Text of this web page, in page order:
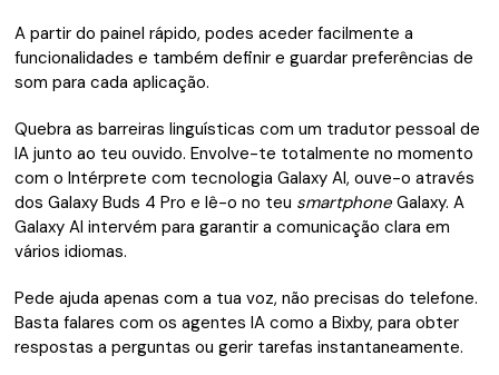
A partir do painel rápido, podes aceder facilmente a
funcionalidades e também definir e guardar preferências de
som para cada aplicação.
Quebra as barreiras linguísticas com um tradutor pessoal de
IA junto ao teu ouvido. Envolve-te totalmente no momento
com o Intérprete com tecnologia Galaxy AI, ouve-o através
dos Galaxy Buds 4 Pro e lê-o no teu smartphone Galaxy. A
Galaxy AI intervém para garantir a comunicação clara em
vários idiomas.
Pede ajuda apenas com a tua voz, não precisas do telefone.
Basta falares com os agentes IA como a Bixby, para obter
respostas a perguntas ou gerir tarefas instantaneamente.